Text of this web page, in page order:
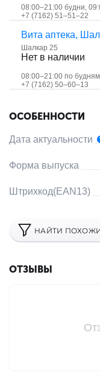
08:00–21:00 будни,
+7 (7162) 51‒51‒22
Вита аптека,
Шалкар 25
Нет в наличии
08:00–21:00 по
+7 (7162) 50‒60‒13
ОСОБЕННОСТИ
Дата актуальности
Форма выпуска
Штрихкод(EAN13)
НАЙТИ
ОТЗЫВЫ